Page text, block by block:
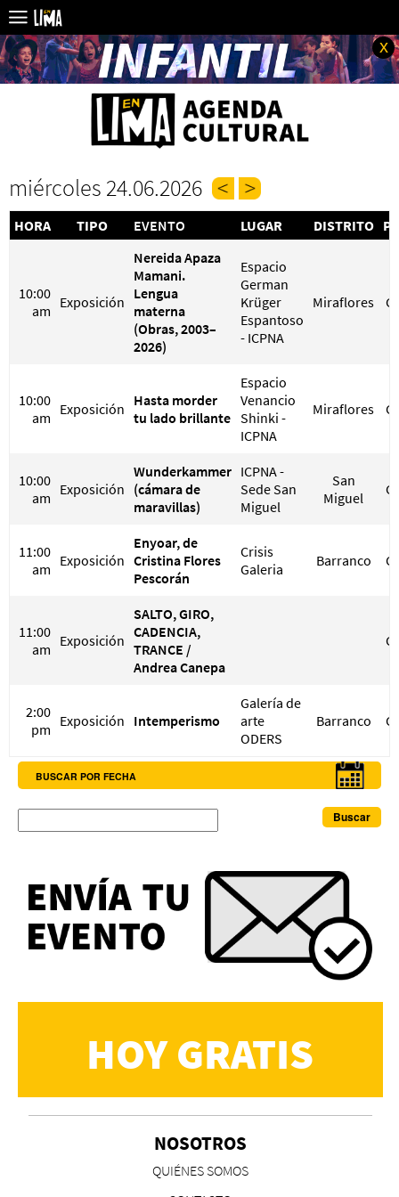
x
miércoles 24.06.2026
HORA TIPO EVENTO LUGAR DISTRITO
10:00
am Exposición
Nereida Apaza
Mamani.
Lengua
materna
(Obras, 2003–
2026)
Espacio
German
Krüger
Espantoso
- ICPNA
Miraflores
10:00
am Exposición Hasta morder
tu lado brillante
Espacio
Venancio
Shinki -
ICPNA
Miraflores
10:00
am Exposición
Wunderkammer
(cámara de
maravillas)
ICPNA -
Sede San
Miguel
San
Miguel
11:00
am Exposición
Enyoar, de
Cristina Flores
Pescorán
Crisis
Galeria
Barranco
11:00
am Exposición
SALTO, GIRO,
CADENCIA,
TRANCE /
Andrea Canepa
2:00
pm Exposición Intemperismo
Galería de
arte
ODERS
Barranco
BUSCAR POR FECHA
HOY GRATIS
NOSOTROS
QUIÉNES SOMOS